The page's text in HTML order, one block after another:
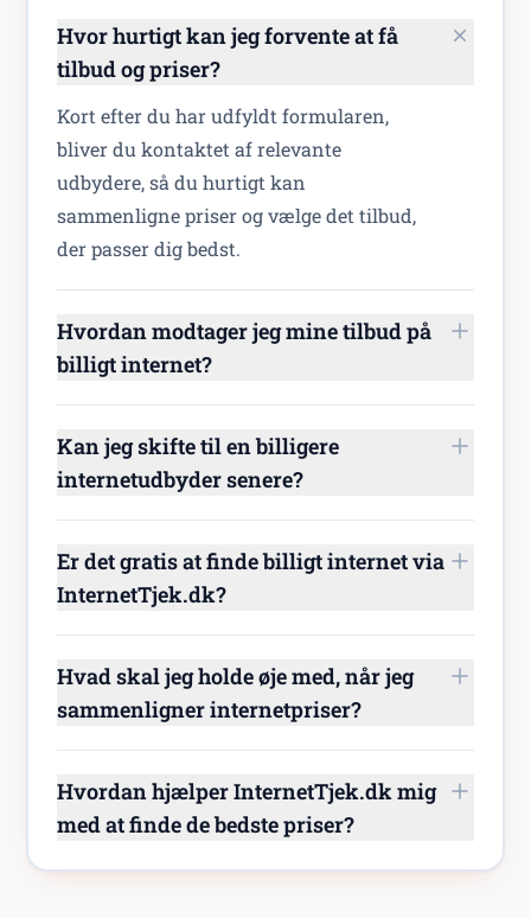
Hvor hurtigt kan jeg forvente at få
tilbud og priser?
Kort efter du har udfyldt formularen,
bliver du kontaktet af relevante
udbydere, så du hurtigt kan
sammenligne priser og vælge det tilbud,
der passer dig bedst.
Hvordan modtager jeg mine tilbud på
billigt internet?
Kan jeg skifte til en billigere
internetudbyder senere?
Er det gratis at finde billigt internet via
InternetTjek.dk?
Hvad skal jeg holde øje med, når jeg
sammenligner internetpriser?
Hvordan hjælper InternetTjek.dk mig
med at finde de bedste priser?